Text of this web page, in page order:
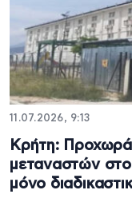
11.07.2026, 9:13
Κρήτη: Προχωρά
μεταναστών
μόνο